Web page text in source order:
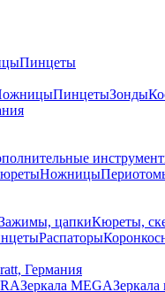
Пинцеты
ПинцетыЗонды
Ножницы
цапкиКюреты,
Распаторы
Германия
Зеркала MEGAЗеркала